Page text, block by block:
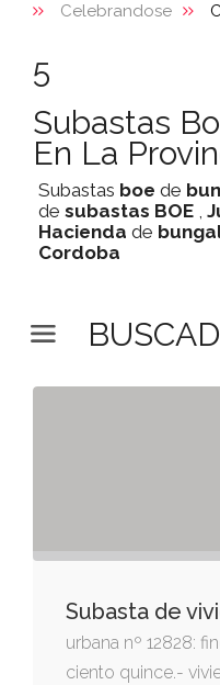
Celebrandose
5
Subastas
En La
Subastas boe de
de subastas BOE ,
Hacienda de
Cordoba
Subasta de
urbana nº 12828:
ciento quince.-